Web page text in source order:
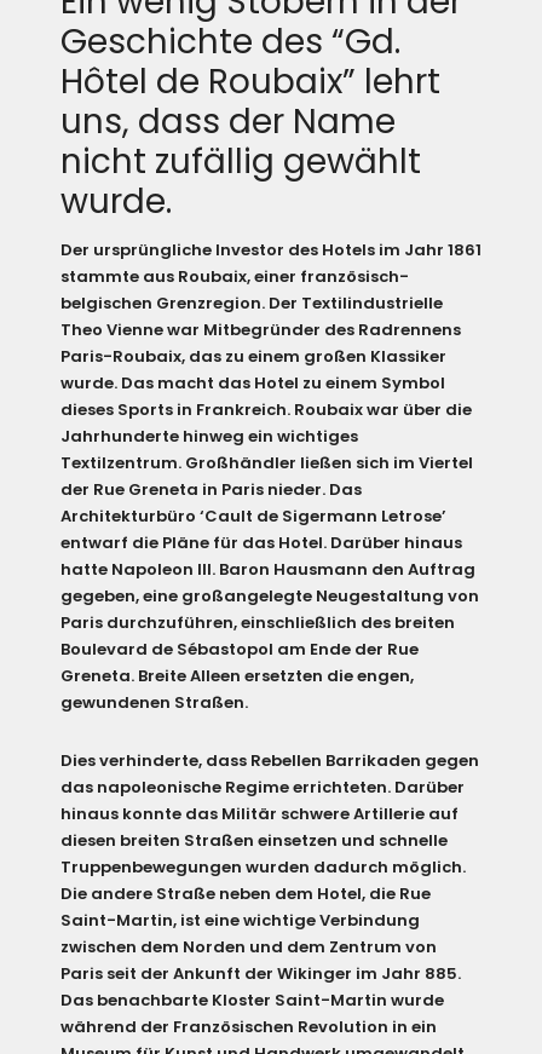
Geschichte des “Gd.
Hôtel de Roubaix” lehrt
uns, dass der Name
nicht zufällig gewählt
wurde.
Der ursprüngliche Investor des Hotels im Jahr 1861
stammte aus Roubaix, einer französisch-
belgischen Grenzregion. Der Textilindustrielle
Theo Vienne war Mitbegründer des Radrennens
Paris-Roubaix, das zu einem großen Klassiker
wurde. Das macht das Hotel zu einem Symbol
dieses Sports in Frankreich. Roubaix war über die
Jahrhunderte hinweg ein wichtiges
Textilzentrum. Großhändler ließen sich im Viertel
der Rue Greneta in Paris nieder. Das
Architekturbüro ‘Cault de Sigermann Letrose’
entwarf die Pläne für das Hotel. Darüber hinaus
hatte Napoleon III. Baron Hausmann den Auftrag
gegeben, eine großangelegte Neugestaltung von
Paris durchzuführen, einschließlich des breiten
Boulevard de Sébastopol am Ende der Rue
Greneta. Breite Alleen ersetzten die engen,
gewundenen Straßen.
Dies verhinderte, dass Rebellen Barrikaden gegen
das napoleonische Regime errichteten. Darüber
hinaus konnte das Militär schwere Artillerie auf
diesen breiten Straßen einsetzen und schnelle
Truppenbewegungen wurden dadurch möglich.
Die andere Straße neben dem Hotel, die Rue
Saint-Martin, ist eine wichtige Verbindung
zwischen dem Norden und dem Zentrum von
Paris seit der Ankunft der Wikinger im Jahr 885.
Das benachbarte Kloster Saint-Martin wurde
während der Französischen Revolution in ein